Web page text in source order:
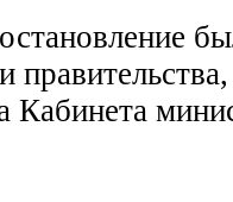
Кабинета